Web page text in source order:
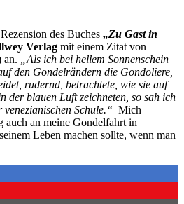
des Buches „Zu Gast in
Verlag mit einem Zitat von
an.
„Als ich bei hellem Sonnenschein
den Gondelrändern die Gondoliere,
rudernd, betrachtete, wie sie auf
der blauen Luft zeichneten, so sah ich
Schule.“ Mich
auch an meine Gondelfahrt in
Leben machen sollte, wenn man